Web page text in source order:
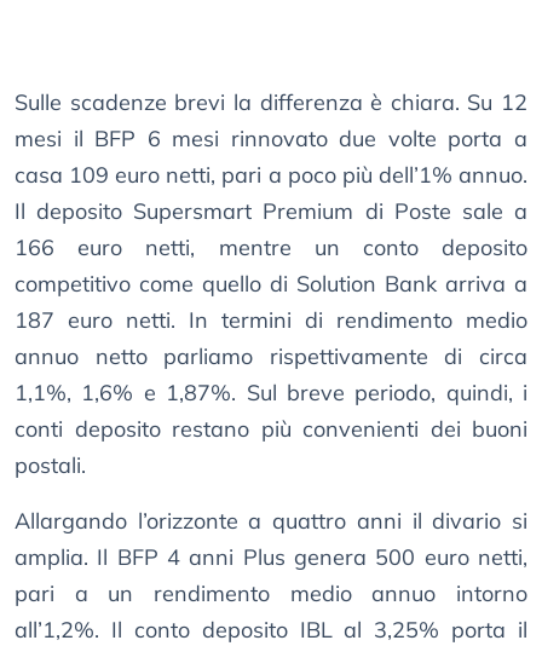
Sulle scadenze brevi la differenza è chiara. Su 12
mesi il BFP 6 mesi rinnovato due volte porta a
casa 109 euro netti, pari a poco più dell’1% annuo.
Il deposito Supersmart Premium di Poste sale a
166 euro netti, mentre un conto deposito
competitivo come quello di Solution Bank arriva a
187 euro netti. In termini di rendimento medio
annuo netto parliamo rispettivamente di circa
1,1%, 1,6% e 1,87%. Sul breve periodo, quindi, i
conti deposito restano più convenienti dei buoni
postali.
Allargando l’orizzonte a quattro anni il divario si
amplia. Il BFP 4 anni Plus genera 500 euro netti,
pari a un rendimento medio annuo intorno
all’1,2%. Il conto deposito IBL al 3,25% porta il